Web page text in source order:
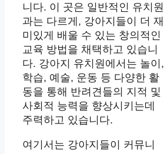
니다. 이 곳은 일반적인 유치원
과는 다르게, 강아지들이 더 재
미있게 배울 수 있는 창의적인
교육 방법을 채택하고 있습니
다. 강아지 유치원에서는 놀이,
학습, 예술, 운동 등 다양한 활
동을 통해 반려견들의 지적 및
사회적 능력을 향상시키는데
주력하고 있습니다.
여기서는 강아지들이 커뮤니